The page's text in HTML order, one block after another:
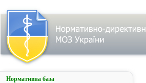
Нормативна база